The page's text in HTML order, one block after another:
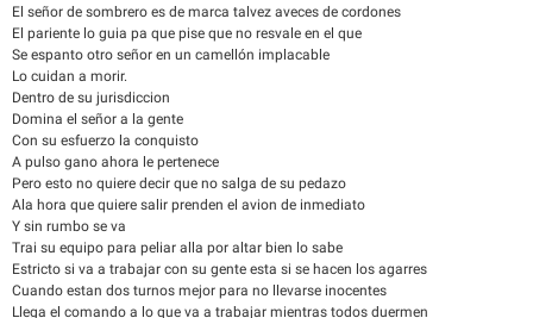
El señor de sombrero es de marca talvez aveces de cordones
El pariente lo guia pa que pise que no resvale en el que
Se espanto otro señor en un camellón implacable
Lo cuidan a morir.
Dentro de su jurisdiccion
Domina el señor a la gente
Con su esfuerzo la conquisto
A pulso gano ahora le pertenece
Pero esto no quiere decir que no salga de su pedazo
Ala hora que quiere salir prenden el avion de inmediato
Y sin rumbo se va
Trai su equipo para peliar alla por altar bien lo sabe
Estricto si va a trabajar con su gente esta si se hacen los agarres
Cuando estan dos turnos mejor para no llevarse inocentes
Llega el comando a lo que va a trabajar mientras todos duermen